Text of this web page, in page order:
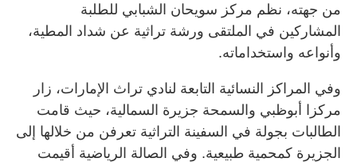
من جهته، نظم مركز سويحان الشبابي للطلبة
المشاركين في الملتقى ورشة تراثية عن شداد المطية،
وأنواعه واستخداماته.
وفي المراكز النسائية التابعة لنادي تراث الإمارات، زار
مركزا أبوظبي والسمحة جزيرة السمالية، حيث قامت
الطالبات بجولة في السفينة التراثية تعرفن من خلالها إلى
الجزيرة كمحمية طبيعية. وفي الصالة الرياضية أقيمت